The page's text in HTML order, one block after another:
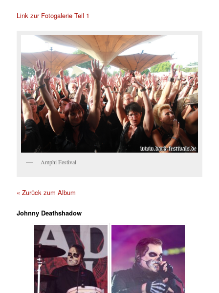
Link zur Fotogalerie Teil 1
Amphi Festival
« Zurück zum Album
Johnny Deathshadow